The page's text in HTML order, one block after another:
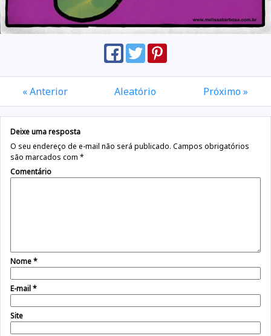
« Anterior Aleatório Próximo »
Deixe uma resposta
O seu endereço de e-mail não será publicado. Campos obrigatórios
são marcados com *
Comentário
Nome*
E-mail*
Site